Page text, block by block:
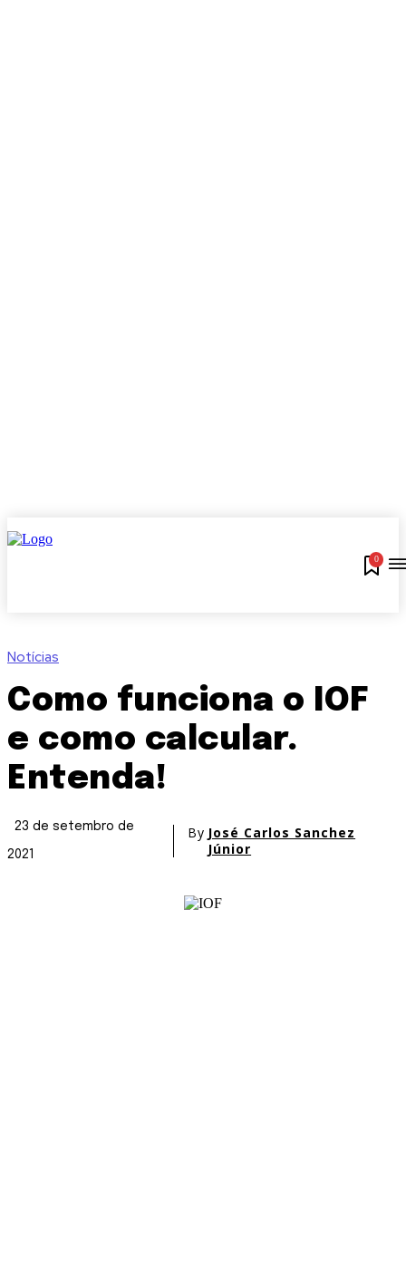
0
Notícias
Como funciona o IOF
e como calcular.
Entenda!
23 de setembro de
2021
By José Carlos Sanchez
Júnior